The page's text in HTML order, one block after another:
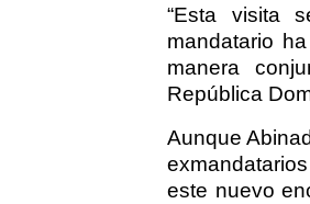
“Esta visita
mandatario
manera
República
Aunque
este nuevo